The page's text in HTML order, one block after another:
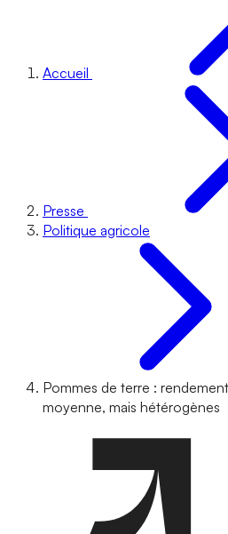
Accueil
Presse
Politique agricole
Pommes de terre :
moyenne, mais hétérogènes